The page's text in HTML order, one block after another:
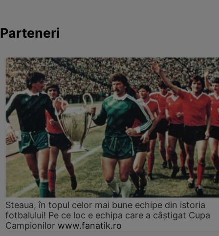
Parteneri
Steaua, în topul celor mai bune echipe din istoria
fotbalului! Pe ce loc e echipa care a câştigat Cupa
Campionilor www.fanatik.ro